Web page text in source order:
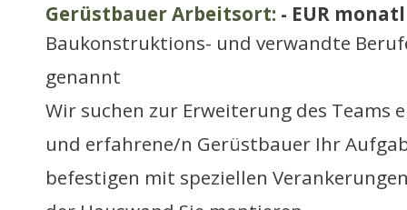
Gerüstbauer Arbeitsort: - EUR
Baukonstruktions- und verwandte
genannt
Wir suchen zur Erweiterung des Teams
und erfahrene/n Gerüstbauer Ihr
befestigen mit speziellen